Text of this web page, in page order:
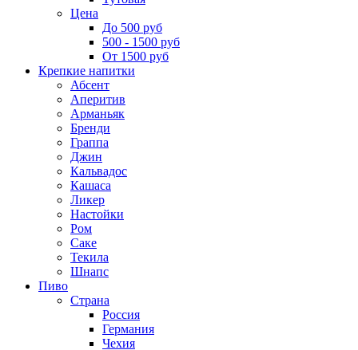
Цена
До 500 руб
500 - 1500 руб
От 1500 руб
Крепкие напитки
Абсент
Аперитив
Арманьяк
Бренди
Граппа
Джин
Кальвадос
Кашаса
Ликер
Настойки
Ром
Саке
Текила
Шнапс
Пиво
Страна
Россия
Германия
Чехия